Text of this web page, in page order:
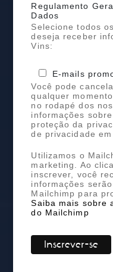
Regulamento
Dados
Selecione todos
deseja receber
Vins:
E-mails
Você pode
qualquer
no rodapé dos
informações
proteção da
de privacidade em
Utilizamos o
marketing. Ao
inscrever, você
informações
Mailchimp para
Saiba mais sobre
do Mailchimp